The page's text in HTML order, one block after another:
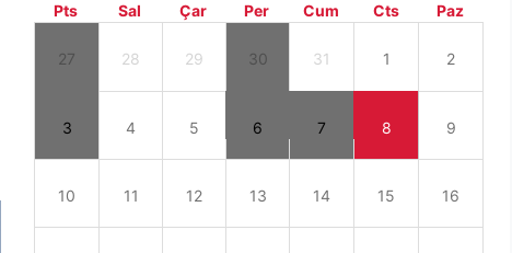
Pts Sal Çar Per Cum Cts Paz
27 28 29 30 31 1 2
3 4 5 6 7 8 9
10 11 12 13 14 15 16